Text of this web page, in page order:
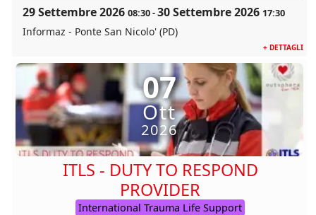
29 Settembre 2026 08:30-30 Settembre 2026 17:30
Informaz - Ponte San Nicolo' (PD)
+ DETTAGLI
07
Ott
2026
ITLS - DUTY TO RESPOND
PROVIDER
International Trauma Life Support